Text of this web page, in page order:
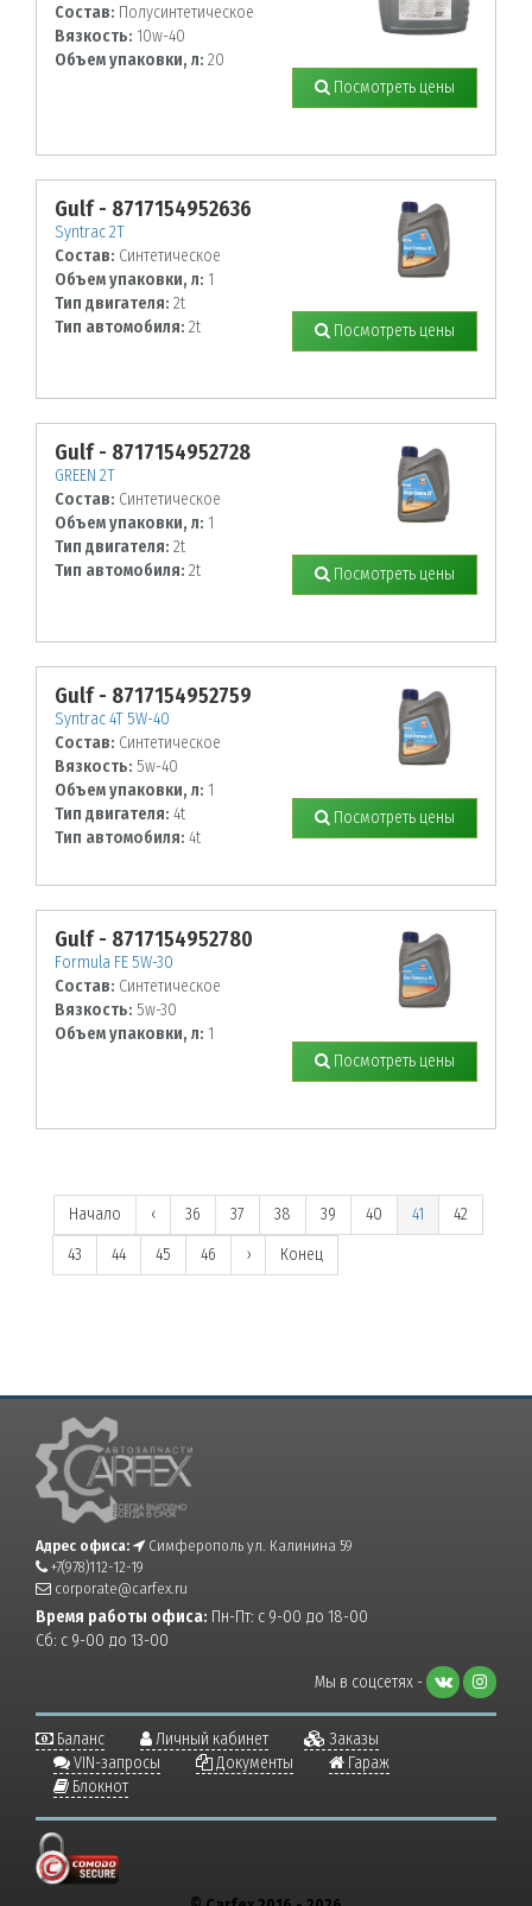
Состав: Полусинтетическое
Вязкость: 10w-40
Объем упаковки, л: 20
Посмотреть цены
Gulf - 8717154952636
Syntrac 2T
Состав: Синтетическое
Объем упаковки, л: 1
Тип двигателя: 2t
Тип автомобиля: 2t Посмотреть цены
Gulf - 8717154952728
GREEN 2T
Состав: Синтетическое
Объем упаковки, л: 1
Тип двигателя: 2t
Тип автомобиля: 2t Посмотреть цены
Gulf - 8717154952759
Syntrac 4T 5W-40
Состав: Синтетическое
Вязкость: 5w-40
Объем упаковки, л: 1
Тип двигателя: 4t
Тип автомобиля: 4t
Посмотреть цены
Gulf - 8717154952780
Formula FE 5W-30
Состав: Синтетическое
Вязкость: 5w-30
Объем упаковки, л: 1
Посмотреть цены
Начало ‹ 36 37 38 39 40 41
42
43
44 45 46 › Конец
Адрес офиса:
Симферополь ул. Калинина 59
+7(978)112-12-19
corporate@carfex.ru
Время работы офиса: Пн-Пт: с 9-00 до 18-00
Сб: с 9-00 до 13-00
Мы в соцсетях -
Баланс Личный кабинет
Заказы
VIN-запросы
Документы
Гараж
Блокнот